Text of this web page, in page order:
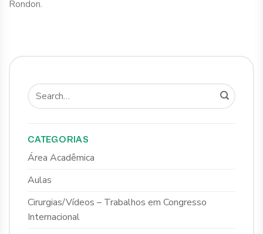
Rondon.
CATEGORIAS
Área Acadêmica
Aulas
Cirurgias/Vídeos – Trabalhos em Congresso
Internacional